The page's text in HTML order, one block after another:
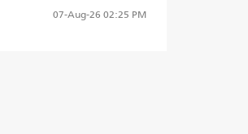
07-Aug-26 02:25 PM